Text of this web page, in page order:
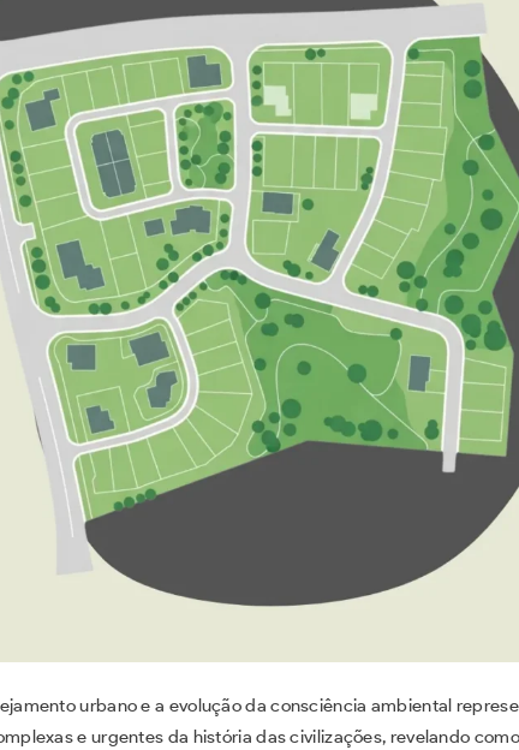
urbano e a evolução da consciência ambiental
e urgentes da história das civilizações, revelando